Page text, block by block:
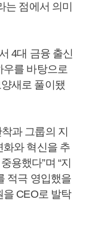
점에서 의미
4대 금융 출신
우를 바탕으로
새로 풀이됐
과 그룹의 지
화와 혁신을 추
용했다”며 “지
적극 영입했을
CEO로 발탁